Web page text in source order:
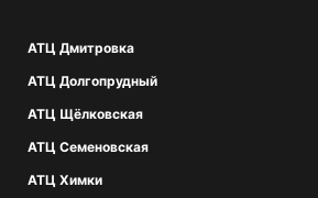
АТЦ Дмитровка
АТЦ Долгопрудный
АТЦ Щёлковская
АТЦ Семеновская
АТЦ Химки